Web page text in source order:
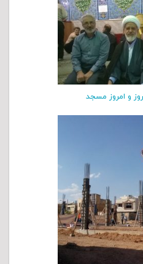
و امروز مسجد